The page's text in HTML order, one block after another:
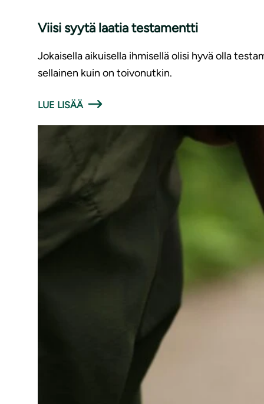
Viisi syytä laatia testamentti
Jokaisella aikuisella ihmisellä olisi hyvä olla
sellainen kuin on toivonutkin.
LUE LISÄÄ